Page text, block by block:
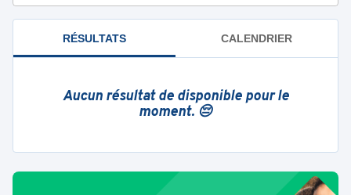
RÉSULTATS CALENDRIER
Aucun résultat de disponible pour le
moment. 😔